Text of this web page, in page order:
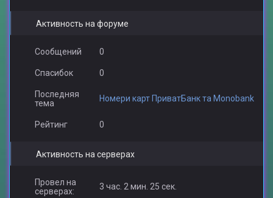
Активность на форуме
Сообщений 0
Спасибок 0
Последняя
тема
Номери карт ПриватБанк та Monobank
Рейтинг 0
Активность на серверах
Провел на
серверах:
3 час. 2 мин. 25 сек.